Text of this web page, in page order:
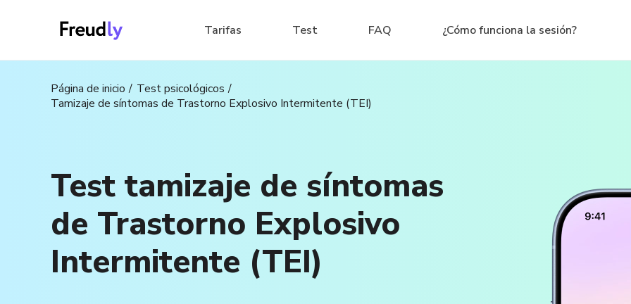
Tarifas Test FAQ ¿Cómo funciona la sesión?
Página de inicio
Test psicológicos
Tamizaje de síntomas de Trastorno Explosivo Intermitente (TEI)
Test tamizaje de síntomas
de Trastorno Explosivo
Intermitente (TEI)